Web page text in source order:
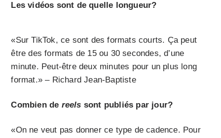
Les vidéos sont de quelle longueur?
«Sur TikTok, ce sont des formats courts. Ça peut
être des formats de 15 ou 30 secondes, d’une
minute. Peut-être deux minutes pour un plus long
format.» – Richard Jean-Baptiste
Combien de reels sont publiés par jour?
«On ne veut pas donner ce type de cadence. Pour